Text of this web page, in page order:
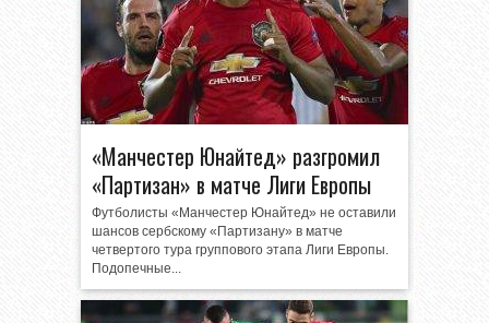
«Манчестер Юнайтед» разгромил
«Партизан» в матче Лиги Европы
Футболисты «Манчестер Юнайтед» не оставили
шансов сербскому «Партизану» в матче
четвертого тура группового этапа Лиги Европы.
Подопечные...